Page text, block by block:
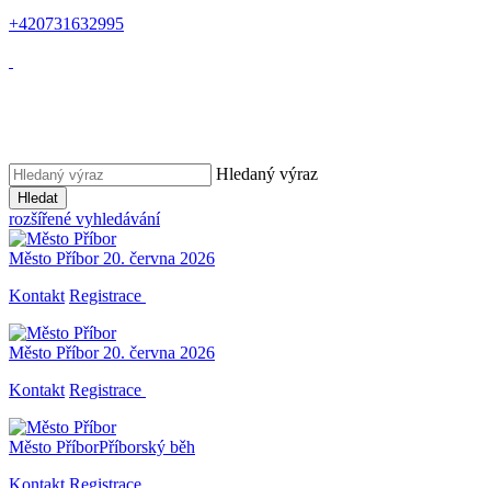
+420731632995
Hledaný výraz
Hledat
rozšířené vyhledávání
Město Příbor 20. června 2026
Kontakt Registrace
Město Příbor 20. června 2026
Kontakt Registrace
Město PříborPříborský běh
Kontakt Registrace